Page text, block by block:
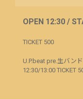
OPEN 12:30 /
TICKET 500
U.P.beat pre.生バン
12:30/13:00 TICKET